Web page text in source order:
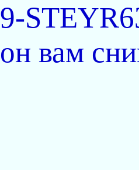
9-
он вам